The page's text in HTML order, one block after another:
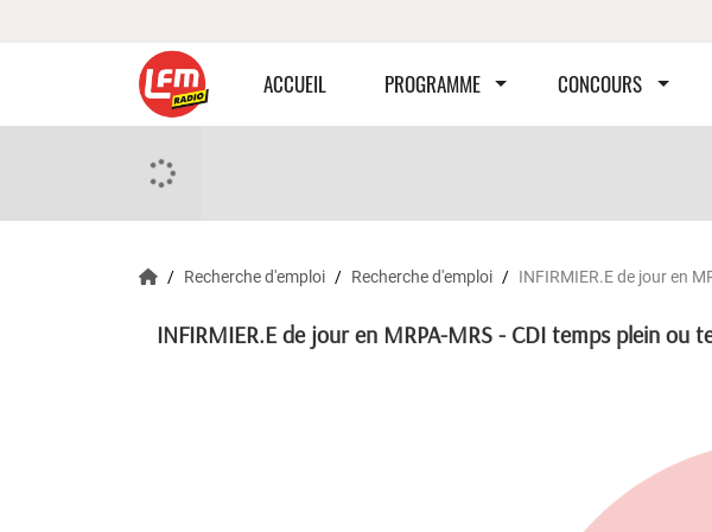
ACCUEIL PROGRAMME CONCOURS
Recherche d'emploi Recherche d'emploi INFIRMIER.E de jour en
INFIRMIER.E de jour en MRPA-MRS - CDI temps plein ou